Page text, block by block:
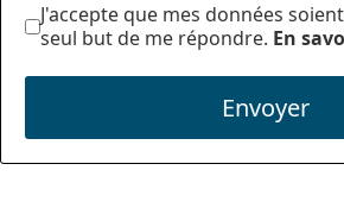
J'accepte que mes données
seul but de me répondre. En
Envoyer